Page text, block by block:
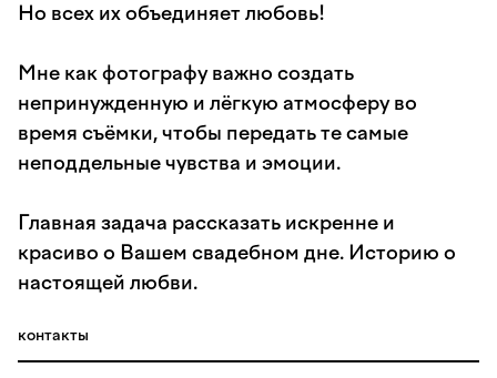
Но всех их объединяет любовь!
Мне как фотографу важно создать
непринужденную и лёгкую атмосферу во
время съёмки, чтобы передать те самые
неподдельные чувства и эмоции.
Главная задача рассказать искренне и
красиво о Вашем свадебном дне. Историю о
настоящей любви.
контакты